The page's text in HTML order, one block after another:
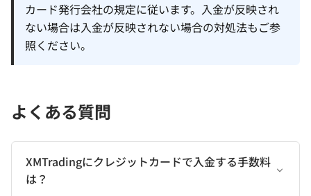
カード発行会社の規定に従います。入金が反映され
ない場合は入金が反映されない場合の対処法もご参
照ください。
よくある質問
XMTradingにクレジットカードで入金する手数料
は？